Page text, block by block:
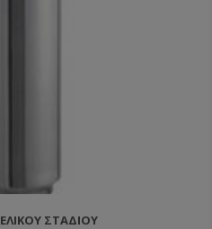
ΣΤΑΔΊΟΥ